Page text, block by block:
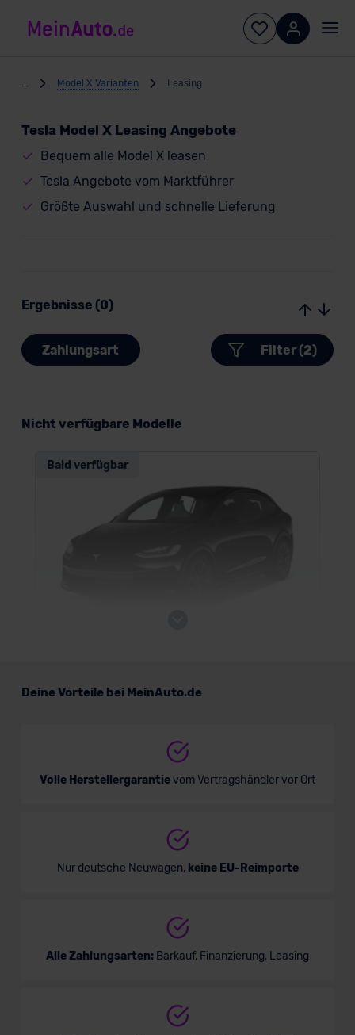
Model X Varianten Leasing
Tesla Model X Leasing Angebote
Bequem alle Model X leasen
Tesla Angebote vom Marktführer
Größte Auswahl und schnelle Lieferung
Ergebnisse (0)
Zahlungsart Filter (2)
Nicht verfügbare Modelle
Bald verfügbar
Deine Vorteile bei MeinAuto.de
Volle Herstellergarantievom Vertragshändler vor Ort
Nur deutsche Neuwagen, keine EU-Reimporte
Alle Zahlungsarten: Barkauf, Finanzierung, Leasing